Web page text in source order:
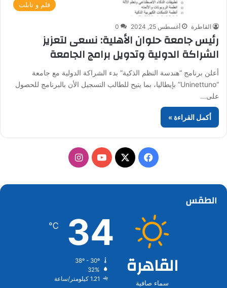
قلم و تابلت
القاطرة أغسطس 25, 2024 0
رئيس جامعة حلوان الأهلية: نسعى لتعزيز
الشراكة الدولية وتدويل برامج الجامعة
أعلن برنامج “هندسة النظم الذكية” بدء الشراكة الدولية مع جامعة
“Uninettuno” بإيطاليا، بما يتيح للطالب التسجيل الأن بالبرنامج للحصول
على…
أكمل القراءة »
فيسبوك
‫X
‫YouTubeانستقرام
الطقس
القاهرة
سماء صافية
34
℃
32%
1.21 كيلومتر/ساعة